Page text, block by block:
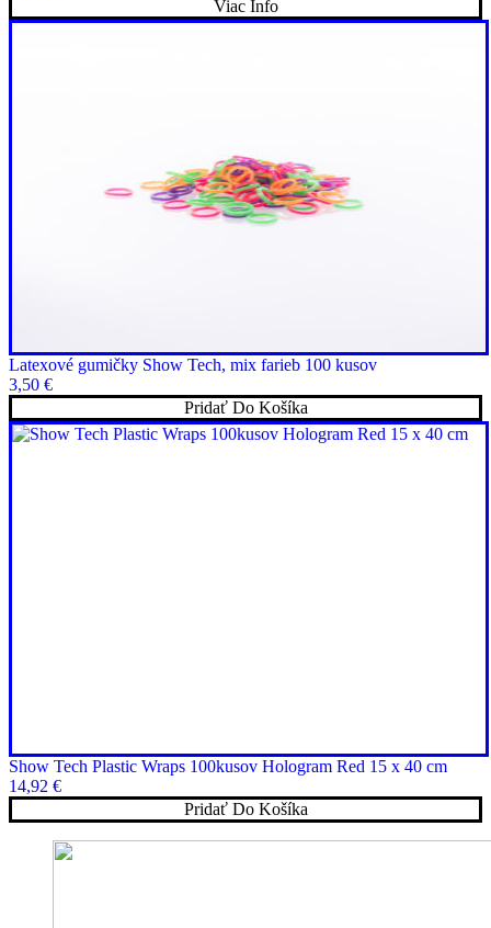
Viac Info
Latexové gumičky Show Tech, mix farieb 100 kusov
3,50 €
Pridať Do Košíka
Show Tech Plastic Wraps 100kusov Hologram Red 15 x 40 cm
14,92 €
Pridať Do Košíka